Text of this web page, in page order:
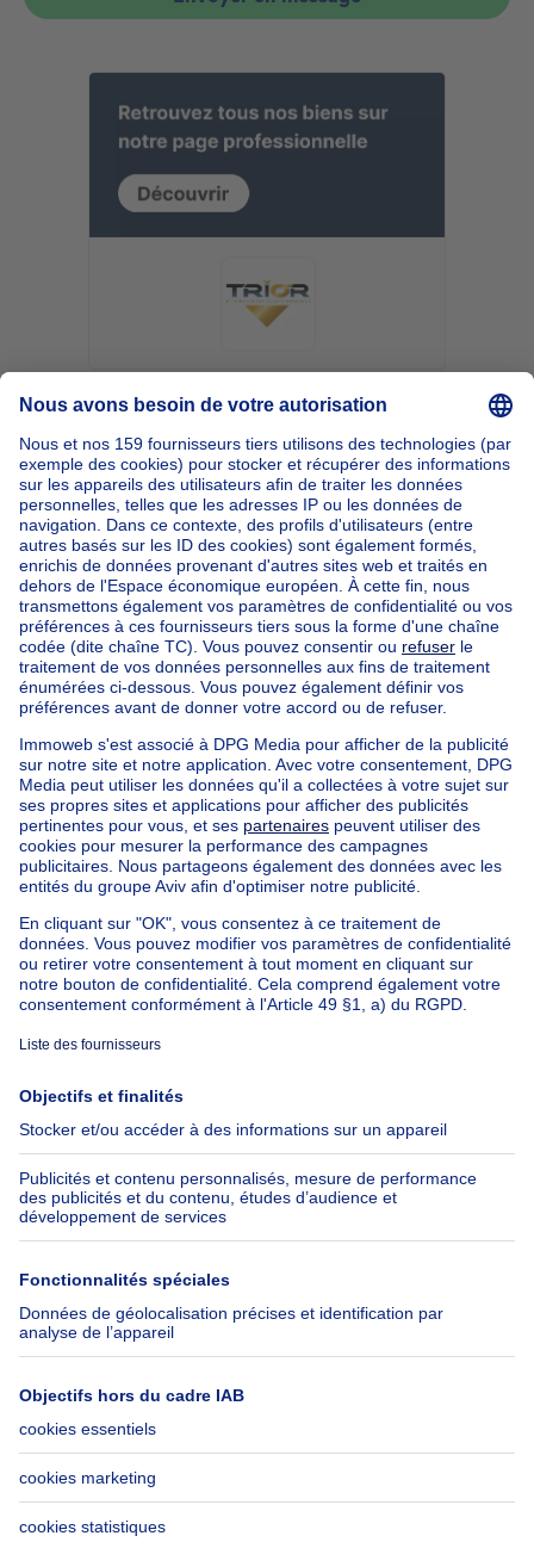
Accueil Belgique
Bruxelles (province)
Bruxelles (arrondissement)
Acheter votre maison à Watermael-boitsfort
Nos maisons hors de la Belgique
Maison à vendre France
Maison à vendre Espagne
Maison à vendre Italie
Maison à vendre Luxembourg
Maison à vendre Pays-bas
Nos biens pas chèrsMaison à vendre pas cher
Appartements à louer pas cher
Nos biens à louer avec chambres
Appartement à vendre avec 3 chambres
Maison à vendre avec 3 chambres
Appartement à louer avec 3 chambres
Maison à louer avec 3 chambres
Appartement à louer avec 3 chambres Bruxelles-ville
À propos
Immoweb
Presse
Emplois
Groupe Axel Springer
SeLoger.com
Immowelt.de
Outils
Belfius
Assurances
Check-list déménagement
Aide
FAQ
Accessibilité
Contactez-nous
Suivez-nous
LinkedIn
Immoweb SA © 2026 - Tous droits réservés